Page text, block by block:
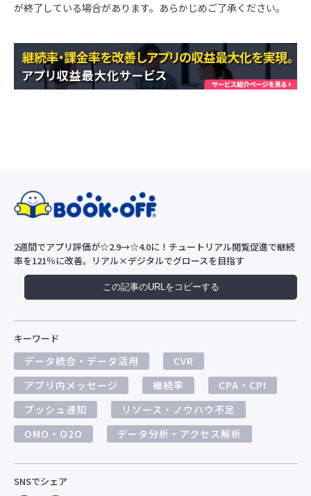
が終了している場合があります。あらかじめご了承ください。
2週間でアプリ評価が☆2.9→☆4.0に！チュートリアル閲覧促進で継続
率を121％に改善。リアル×デジタルでグロースを目指す
この記事のURLをコピーする
キーワード
データ統合・データ活用
CVR
アプリ内メッセージ
継続率
CPA・CPI
プッシュ通知
リソース・ノウハウ不足
OMO・O2O
データ分析・アクセス解析
SNSでシェア